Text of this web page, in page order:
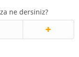
ne dersiniz?